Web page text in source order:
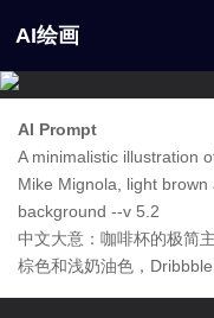
AI绘画
AI Prompt
A minimalistic illustration
Mike Mignola, light
background --v 5.2
中文大意：咖啡杯的极简
棕色和浅奶油色，